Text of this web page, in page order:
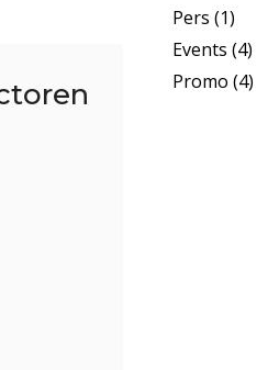
Pers (1)
Events (4)
Promo (4)